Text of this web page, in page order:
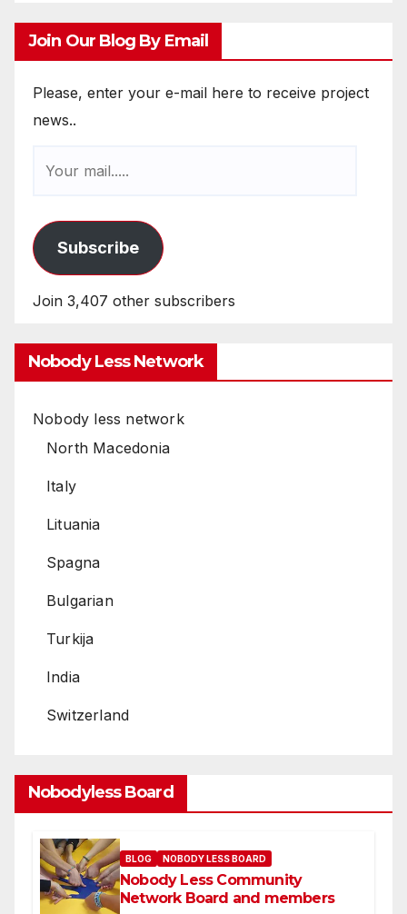
Join Our Blog By Email
Please, enter your e-mail here to receive project
news..
Subscribe
Join 3,407 other subscribers
Nobody Less Network
Nobody less network
North Macedonia
Italy
Lituania
Spagna
Bulgarian
Turkija
India
Switzerland
Nobodyless Board
BLOG NOBODY LESS BOARD
Nobody Less Community
Network Board and members